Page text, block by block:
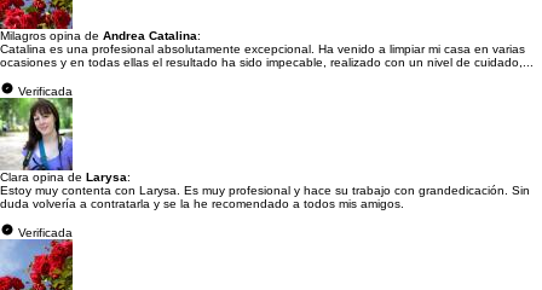
Milagros opina de Andrea Catalina:
Catalina es una profesional absolutamente excepcional. Ha venido a limpiar mi casa en varias
ocasiones y en todas ellas el resultado ha sido impecable, realizado con un nivel de cuidado,...
Verificada
Clara opina de Larysa:
Estoy muy contenta con Larysa. Es muy profesional y hace su trabajo con grandedicación. Sin
duda volvería a contratarla y se la he recomendado a todos mis amigos.
Verificada